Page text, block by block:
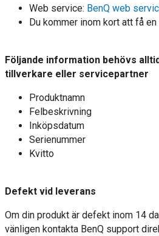
Web service: BenQ web
Du kommer inom kort att få
Följande information behövs
tillverkare eller servicepartner
Produktnamn
Felbeskrivning
Inköpsdatum
Serienummer
Kvitto
Defekt vid leverans
Om din produkt är defekt inom 14
vänligen kontakta BenQ support